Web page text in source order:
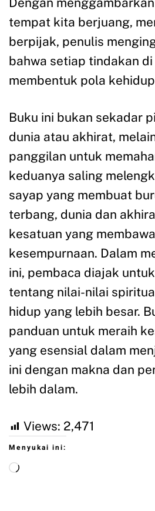
tempat kita berjuang,
berpijak, penulis
bahwa setiap tindakan di
membentuk pola
Buku ini bukan sekadar
dunia atau akhirat,
panggilan untuk
keduanya saling
sayap yang membuat
terbang, dunia dan
kesatuan yang
kesempurnaan. Dalam
ini, pembaca diajak
tentang nilai-nilai
hidup yang lebih besar.
panduan untuk meraih
yang esensial dalam
ini dengan makna dan
lebih dalam.
Views: 2,471
Menyukai ini: